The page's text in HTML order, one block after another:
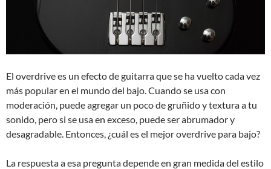
El overdrive es un efecto de guitarra que se ha vuelto cada vez
más popular en el mundo del bajo. Cuando se usa con
moderación, puede agregar un poco de gruñido y textura a tu
sonido, pero si se usa en exceso, puede ser abrumador y
desagradable. Entonces, ¿cuál es el mejor overdrive para bajo?
La respuesta a esa pregunta depende en gran medida del estilo